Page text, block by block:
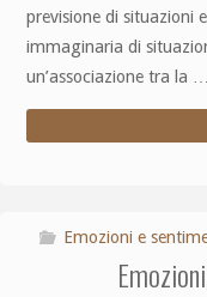
previsione di situazioni
immaginaria di
un’associazione tra la …
Emozioni e